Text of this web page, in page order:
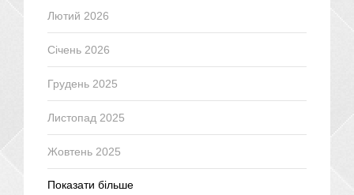
Лютий 2026
Січень 2026
Грудень 2025
Листопад 2025
Жовтень 2025
Показати більше